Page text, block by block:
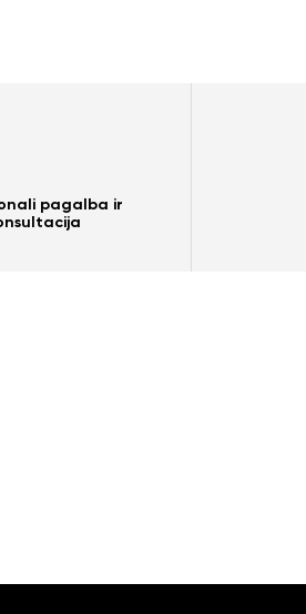
pagalba ir